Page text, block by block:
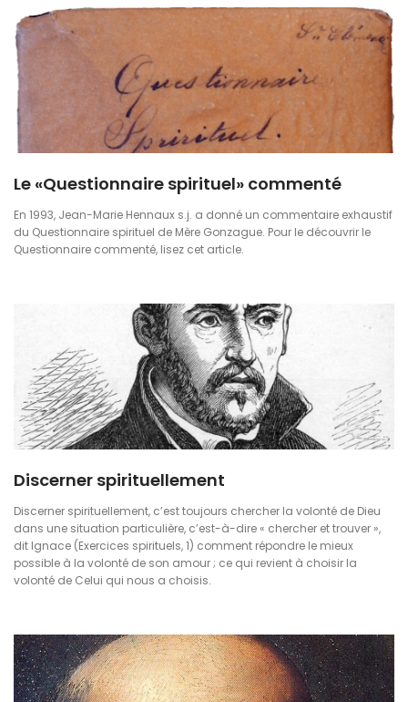
Le «Questionnaire spirituel» commenté
En 1993, Jean-Marie Hennaux s.j. a donné un commentaire exhaustif
du Questionnaire spirituel de Mère Gonzague. Pour le découvrir le
Questionnaire commenté, lisez cet article.
Discerner spirituellement
Discerner spirituellement, c’est toujours chercher la volonté de Dieu
dans une situation particulière, c’est-à-dire « chercher et trouver »,
dit Ignace (Exercices spirituels, 1) comment répondre le mieux
possible à la volonté de son amour ; ce qui revient à choisir la
volonté de Celui qui nous a choisis.